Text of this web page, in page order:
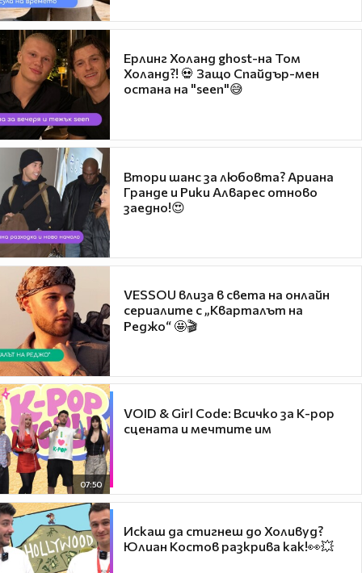
Ерлинг Холанд ghost-на Том
Холанд?! 💀 Защо Спайдър-мен
остана на "seen"😅
Втори шанс за любовта? Ариана
Гранде и Рики Алварес отново
заедно!😍
VESSOU влиза в света на онлайн
сериалите с „Кварталът на
Реджо“ 🤩🎬
07:50
VOID & Girl Code: Всичко за K-pop
сцената и мечтите им
Искаш да стигнеш до Холивуд?
Юлиан Костов разкрива как!👀💥